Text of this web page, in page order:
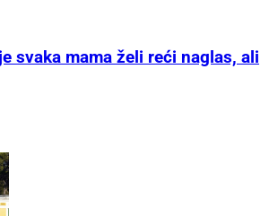
svaka mama želi reći naglas, ali